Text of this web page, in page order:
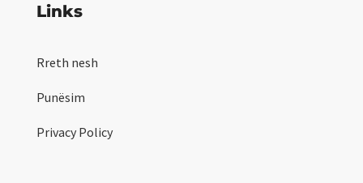
Links
Rreth nesh
Punësim
Privacy Policy